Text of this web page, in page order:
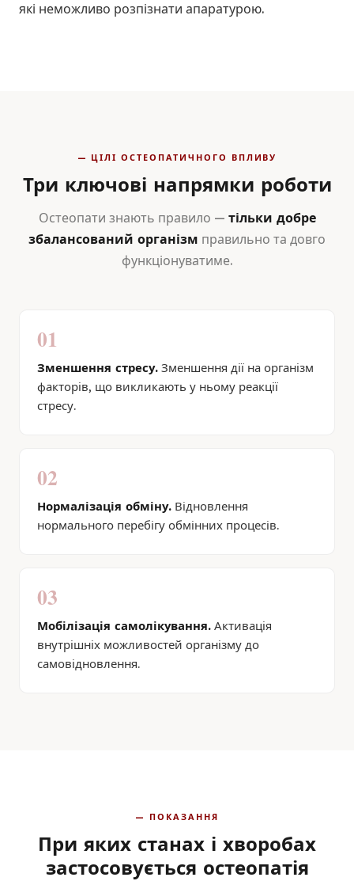
які неможливо розпізнати апаратурою.
— ЦІЛІ ОСТЕОПАТИЧНОГО ВПЛИВУ
Три ключові напрямки роботи
Остеопати знають правило — тільки добре
збалансований організм правильно та довго
функціонуватиме.
01
Зменшення стресу. Зменшення дії на організм
факторів, що викликають у ньому реакції
стресу.
02
Нормалізація обміну. Відновлення
нормального перебігу обмінних процесів.
03
Мобілізація самолікування. Активація
внутрішніх можливостей організму до
самовідновлення.
— ПОКАЗАННЯ
При яких станах і хворобах
застосовується остеопатія